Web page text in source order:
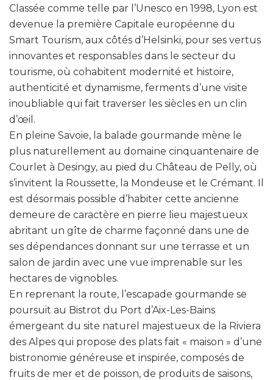
Classée comme telle par l’Unesco en 1998, Lyon est
devenue la première Capitale européenne du
Smart Tourism, aux côtés d’Helsinki, pour ses vertus
innovantes et responsables dans le secteur du
tourisme, où cohabitent modernité et histoire,
authenticité et dynamisme, ferments d’une visite
inoubliable qui fait traverser les siècles en un clin
d’œil.
En pleine Savoie, la balade gourmande mène le
plus naturellement au domaine cinquantenaire de
Courlet à Desingy, au pied du Château de Pelly, où
s’invitent la Roussette, la Mondeuse et le Crémant. Il
est désormais possible d’habiter cette ancienne
demeure de caractère en pierre lieu majestueux
abritant un gîte de charme façonné dans une de
ses dépendances donnant sur une terrasse et un
salon de jardin avec une vue imprenable sur les
hectares de vignobles.
En reprenant la route, l’escapade gourmande se
poursuit au Bistrot du Port d’Aix-Les-Bains
émergeant du site naturel majestueux de la Riviera
des Alpes qui propose des plats fait « maison » d’une
bistronomie généreuse et inspirée, composés de
fruits de mer et de poisson, de produits de saisons,